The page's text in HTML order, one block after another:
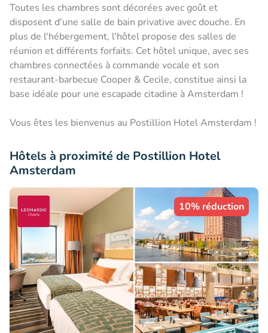
Toutes les chambres sont décorées avec goût et
disposent d'une salle de bain privative avec douche. En
plus de l'hébergement, l'hôtel propose des salles de
réunion et différents forfaits. Cet hôtel unique, avec ses
chambres connectées à commande vocale et son
restaurant-barbecue Cooper & Cecile, constitue ainsi la
base idéale pour une escapade citadine à Amsterdam !
Vous êtes les bienvenus au Postillion Hotel Amsterdam !
Hôtels à proximité de Postillion Hotel
Amsterdam
10% réduction